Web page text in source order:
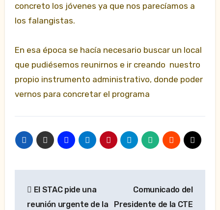
concreto los jóvenes ya que nos parecíamos a
los falangistas.
En esa época se hacía necesario buscar un local
que pudiésemos reunirnos e ir creando nuestro
propio instrumento administrativo, donde poder
vernos para concretar el programa
de
El STAC pide una
reunión urgente de la
Comunicado del
Presidente de la CTE